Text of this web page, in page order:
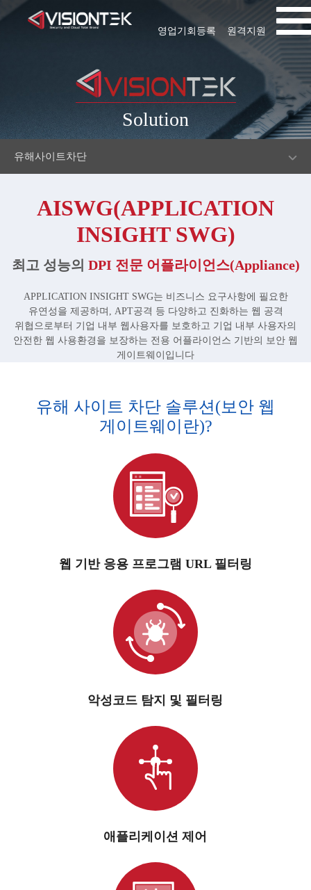
원격지원
영업기회등록
Solution
유해사이트차단
AISWG(APPLICATION
INSIGHT SWG)
최고 성능의 DPI 전문 어플라이언스(Appliance)
APPLICATION INSIGHT SWG는 비즈니스 요구사항에 필요한
유연성을 제공하며, APT공격 등 다양하고 진화하는 웹 공격
위협으로부터 기업 내부 웹사용자를 보호하고 기업 내부 사용자의
안전한 웹 사용환경을 보장하는 전용 어플라이언스 기반의 보안 웹
게이트웨이입니다
유해 사이트 차단 솔루션(보안 웹
게이트웨이란)?
웹 기반 응용 프로그램 URL 필터링
악성코드 탐지 및 필터링
애플리케이션 제어